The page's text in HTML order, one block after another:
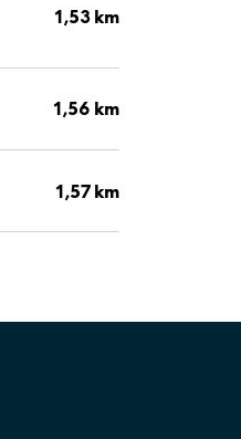
1,53 km
1,56 km
1,57 km